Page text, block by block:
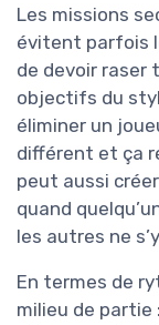
Les missions
évitent parfois
de devoir raser
objectifs du
éliminer un
différent et ça
peut aussi
quand
les autres ne
En termes de
milieu de